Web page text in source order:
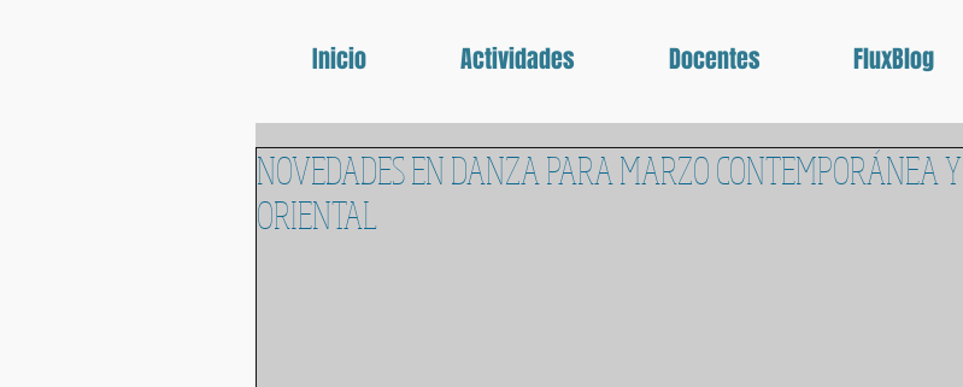
Inicio Actividades Docentes FluxBlog
NOVEDADES EN DANZA PARA MARZO CONTEMPORÁNEA Y
ORIENTAL